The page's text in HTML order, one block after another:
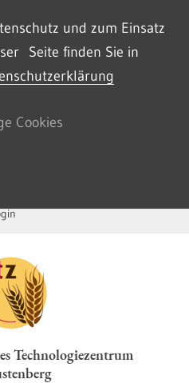
und zum Einsatz
Seite finden Sie in
Cookies
Technologiezentrum